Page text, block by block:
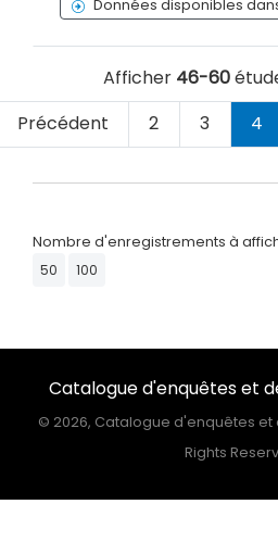
Données disponibles
Afficher 46-60
Précédent
2 3 4
Nombre d'enregistrements à
50
100
Catalogue d'enquêtes et
© 2026, Catalogue d'enquêtes et
Rights